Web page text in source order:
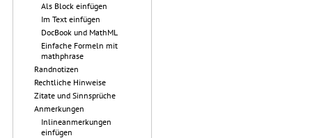
Als Block einfügen
Im Text einfügen
DocBook und MathML
Einfache Formeln mit
mathphrase
Randnotizen
Rechtliche Hinweise
Zitate und Sinnsprüche
Anmerkungen
Inlineanmerkungen
einfügen